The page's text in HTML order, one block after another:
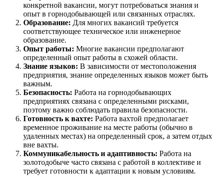
конкретной вакансии, могут потребоваться знания и
опыт в горнодобывающей или связанных отраслях.
Образование: Для многих вакансий требуется
соответствующее техническое или инженерное
образование.
Опыт работы: Многие вакансии предполагают
определенный опыт работы в схожей области.
Знание языков: В зависимости от местоположения
предприятия, знание определенных языков может быть
важным.
Безопасность: Работа на горнодобывающих
предприятиях связана с определенными рисками,
поэтому важно соблюдать правила безопасности.
Готовность к вахте: Работа вахтой предполагает
временное проживание на месте работы (обычно в
удаленных местах) на определенный срок, а затем отдых
вне вахты.
Коммуникабельность и адаптивность: Работа на
золотодобыче часто связана с работой в коллективе и
требует готовности к адаптации к новым условиям.